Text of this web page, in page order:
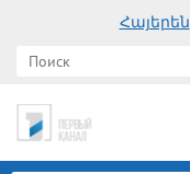
Հայերեն